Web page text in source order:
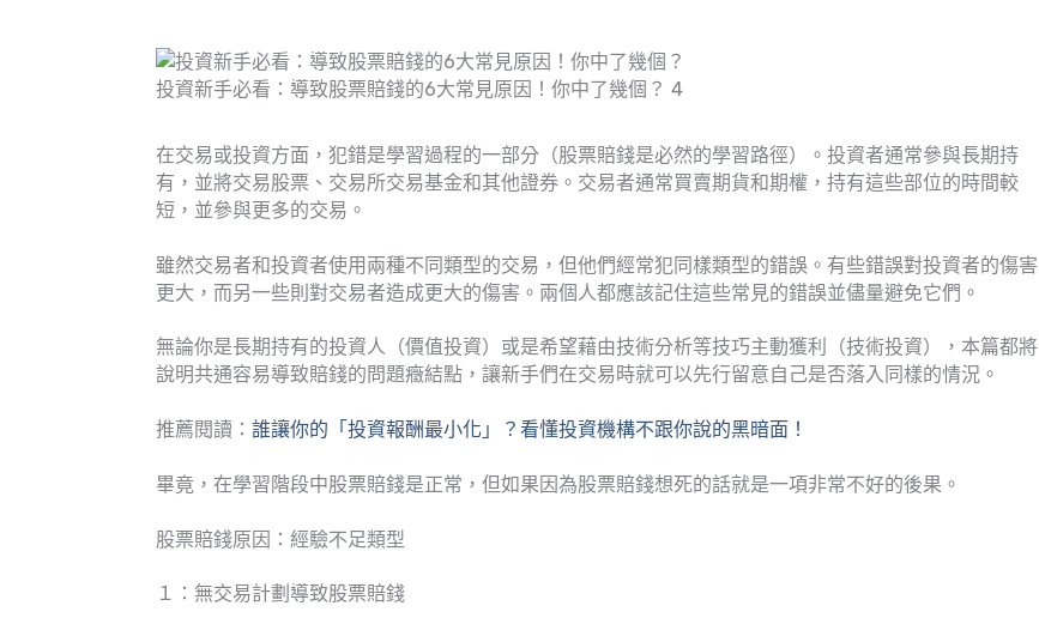
投資新手必看：導致股票賠錢的6大常見原因！你中了幾個？ 4
在交易或投資方面，犯錯是學習過程的一部分（股票賠錢是必然的學習路徑）。投資者通常參與長期持
有，並將交易股票、交易所交易基金和其他證券。交易者通常買賣期貨和期權，持有這些部位的時間較
短，並參與更多的交易。
雖然交易者和投資者使用兩種不同類型的交易，但他們經常犯同樣類型的錯誤。有些錯誤對投資者的傷害
更大，而另一些則對交易者造成更大的傷害。兩個人都應該記住這些常見的錯誤並儘量避免它們。
無論你是長期持有的投資人（價值投資）或是希望藉由技術分析等技巧主動獲利（技術投資），本篇都將
說明共通容易導致賠錢的問題癥結點，讓新手們在交易時就可以先行留意自己是否落入同樣的情況。
推薦閱讀： 誰讓你的「投資報酬最小化」？看懂投資機構不跟你說的黑暗面！
畢竟，在學習階段中股票賠錢是正常，但如果因為股票賠錢想死的話就是一項非常不好的後果。
股票賠錢原因：經驗不足類型
１：無交易計劃導致股票賠錢